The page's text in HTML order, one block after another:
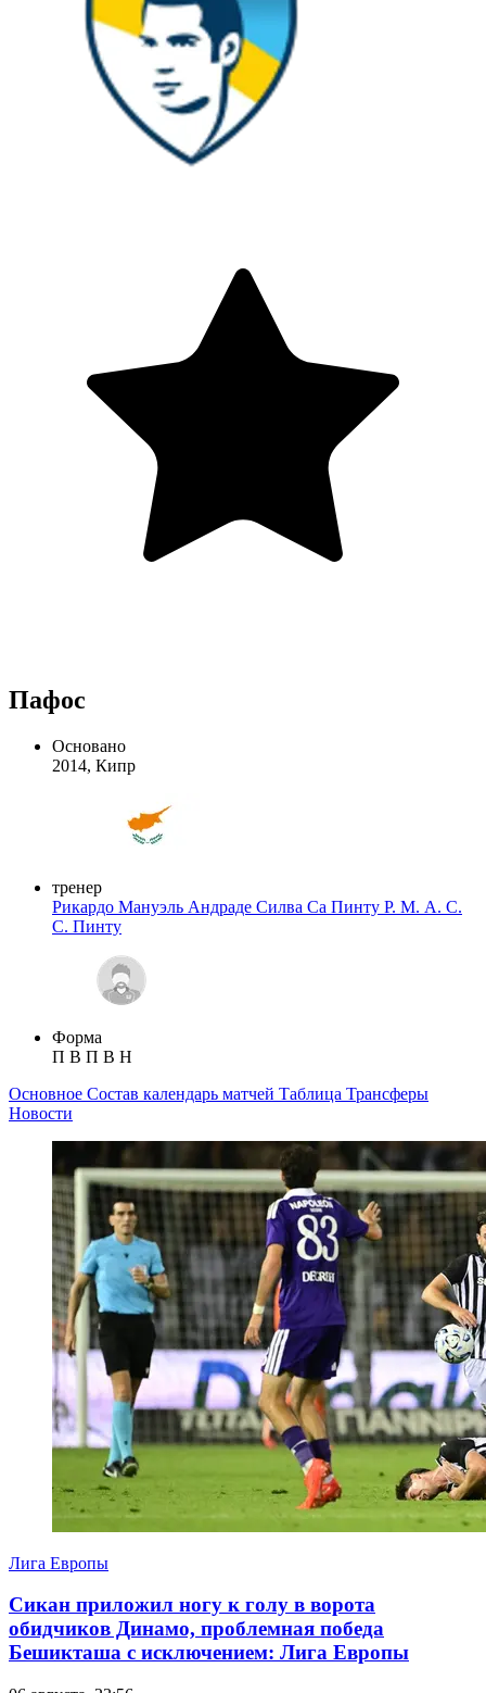
Пафос
Основано
2014, Кипр
тренер
Рикардо Мануэль Андраде Силва Са Пинту Р. М. А. С.
С. Пинту
Форма
П В П В Н
Основное Состав календарь матчей Таблица Трансферы
Новости
Лига Европы
Сикан приложил ногу к голу в ворота
обидчиков Динамо, проблемная победа
Бешикташа с исключением: Лига Европы